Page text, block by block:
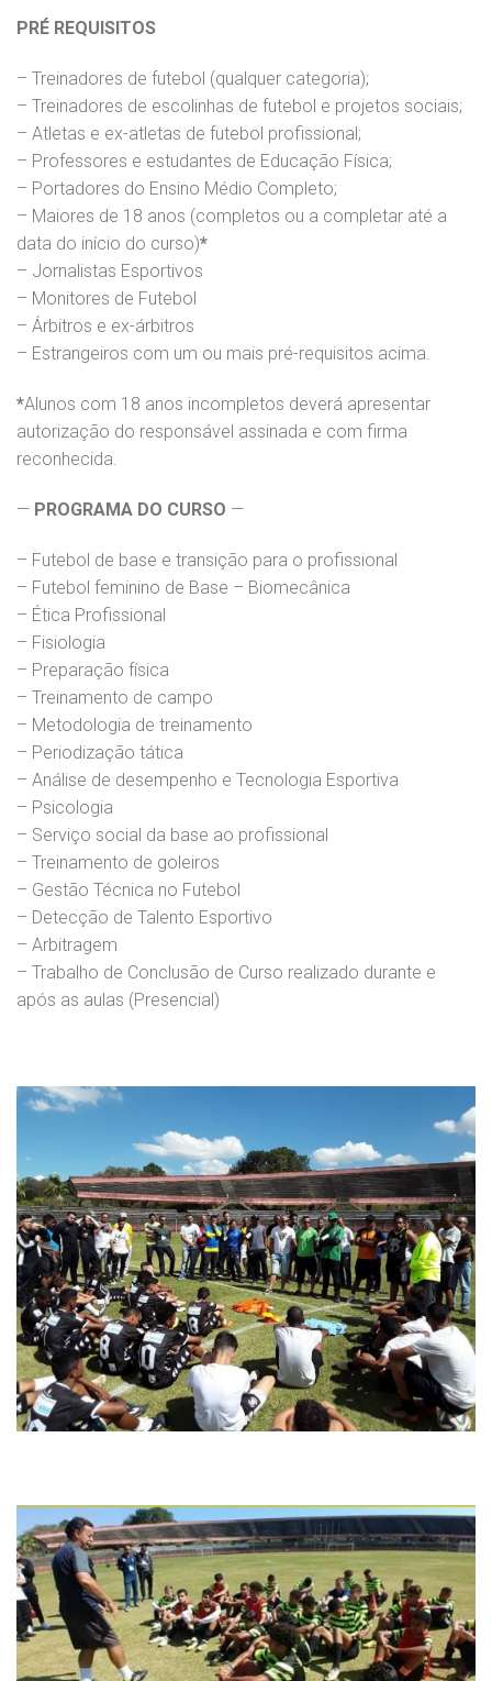
PRÉ REQUISITOS
– Treinadores de futebol (qualquer categoria);
– Treinadores de escolinhas de futebol e projetos sociais;
– Atletas e ex-atletas de futebol profissional;
– Professores e estudantes de Educação Física;
– Portadores do Ensino Médio Completo;
– Maiores de 18 anos (completos ou a completar até a
data do início do curso)*
– Jornalistas Esportivos
– Monitores de Futebol
– Árbitros e ex-árbitros
– Estrangeiros com um ou mais pré-requisitos acima.
*Alunos com 18 anos incompletos deverá apresentar
autorização do responsável assinada e com firma
reconhecida.
— PROGRAMA DO CURSO —
– Futebol de base e transição para o profissional
– Futebol feminino de Base – Biomecânica
– Ética Profissional
– Fisiologia
– Preparação física
– Treinamento de campo
– Metodologia de treinamento
– Periodização tática
– Análise de desempenho e Tecnologia Esportiva
– Psicologia
– Serviço social da base ao profissional
– Treinamento de goleiros
– Gestão Técnica no Futebol
– Detecção de Talento Esportivo
– Arbitragem
– Trabalho de Conclusão de Curso realizado durante e
após as aulas (Presencial)